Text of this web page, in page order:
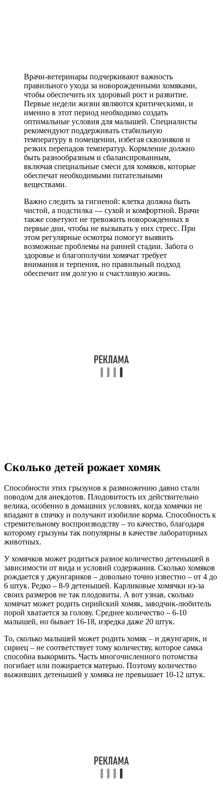
Врачи-ветеринары подчеркивают важность
правильного ухода за новорожденными хомяками,
чтобы обеспечить их здоровый рост и развитие.
Первые недели жизни являются критическими, и
именно в этот период необходимо создать
оптимальные условия для малышей. Специалисты
рекомендуют поддерживать стабильную
температуру в помещении, избегая сквозняков и
резких перепадов температур. Кормление должно
быть разнообразным и сбалансированным,
включая специальные смеси для хомяков, которые
обеспечат необходимыми питательными
веществами.
Важно следить за гигиеной: клетка должна быть
чистой, а подстилка — сухой и комфортной. Врачи
также советуют не тревожить новорожденных в
первые дни, чтобы не вызывать у них стресс. При
этом регулярные осмотры помогут выявить
возможные проблемы на ранней стадии. Забота о
здоровье и благополучии хомячат требует
внимания и терпения, но правильный подход
обеспечит им долгую и счастливую жизнь.
Сколько детей рожает хомяк
Способности этих грызунов к размножению давно стали
поводом для анекдотов. Плодовитость их действительно
велика, особенно в домашних условиях, когда хомячки не
впадают в спячку и получают изобилие корма. Способность к
стремительному воспроизводству – то качество, благодаря
которому грызуны так популярны в качестве лабораторных
животных.
У хомячков может родиться разное количество детенышей в
зависимости от вида и условий содержания. Сколько хомяков
рождается у джунгариков – довольно точно известно – от 4 до
6 штук. Редко – 8-9 детенышей. Карликовые хомячки из-за
своих размеров не так плодовиты. А вот узнав, сколько
хомячат может родить сирийский хомяк, заводчик-любитель
порой хватается за голову. Среднее количество – 6-10
малышей, но бывает 16-18, изредка даже 20 штук.
То, сколько малышей может родить хомяк – и джунгарик, и
сириец – не соответствует тому количеству, которое самка
способна выкормить. Часть многочисленного потомства
погибает или пожирается матерью. Поэтому количество
выживших детенышей у хомяка не превышает 10-12 штук.